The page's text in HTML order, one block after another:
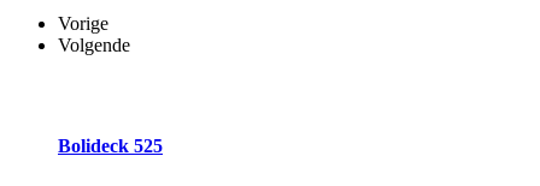
Vorige
Volgende
Bolideck 525